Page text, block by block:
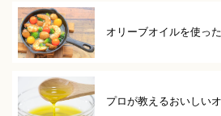
オリーブオイルを使っ
プロが教えるおいしい